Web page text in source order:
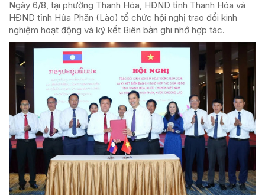
Ngày 6/8, tại phường Thanh Hóa, HĐND tỉnh Thanh Hóa và
HĐND tỉnh Hủa Phăn (Lào) tổ chức hội nghị trao đổi kinh
nghiệm hoạt động và ký kết Biên bản ghi nhớ hợp tác.